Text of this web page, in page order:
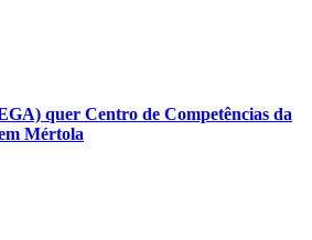
quer Centro de Competências da
Mértola